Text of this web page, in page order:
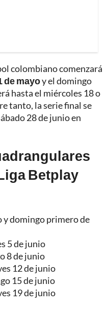
colombiano comenzará
de mayoy el domingo
hasta el miércoles 18 o
tanto, la serie final se
28 de junio en
Betplay
y domingo primero de
5 de junio
8 de junio
12 de junio
15 de junio
19 de junio